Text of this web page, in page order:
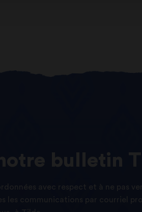
notre bulletin
avec respect et à ne pas
les communications par courriel